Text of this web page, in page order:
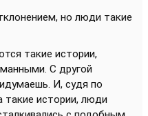
но люди такие
такие истории,
С другой
И, судя по
такие истории, люди